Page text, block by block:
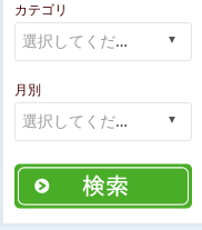
カテゴリ
月別